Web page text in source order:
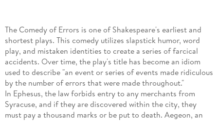
The Comedy of Errors is one of Shakespeare's earliest and
shortest plays. This comedy utilizes slapstick humor, word
play, and mistaken identities to create a series of farcical
accidents. Over time, the play's title has become an idiom
used to describe "an event or series of events made ridiculous
by the number of errors that were made throughout."
In Ephesus, the law forbids entry to any merchants from
Syracuse, and if they are discovered within the city, they
must pay a thousand marks or be put to death. Aegeon, an